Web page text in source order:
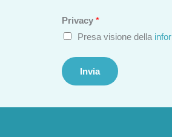
Privacy *
Presa visione della
Invia